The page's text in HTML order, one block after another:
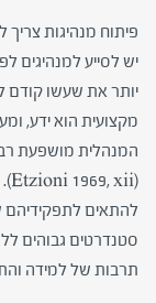
פיתוח מנהיגות
יש לסייע למנהיגים
יותר את שעשו קודם
מקצועית הוא ידע,
המנהלית מושפעת
(
Etzioni 1969, xii
להתאים לתפקידיהם
סטנדרטים גבוהים
תרבות של למידה